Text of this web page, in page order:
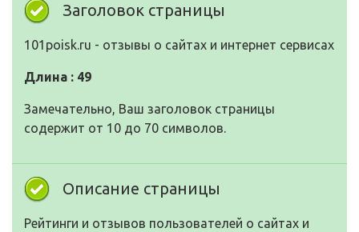
Заголовок страницы
101poisk.ru - отзывы о сайтах и интернет сервисах
Длина : 49
Замечательно, Ваш заголовок страницы
содержит от 10 до 70 символов.
Описание страницы
Рейтинги и отзывов пользователей о сайтах и